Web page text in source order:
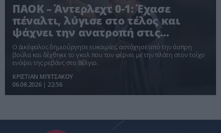
ΠΑΟΚ – Άντερλεχτ 0-1: Έχασε
πέναλτι, λύγισε στο τέλος και
ψάχνει την ανατροπή στις
Βρυξέλλες
Ο Δικέφαλος δημιούργησε ευκαιρίες, αστόχησε από την άσπρη
βούλα και δέχθηκε το γκολ που τον φέρνει με την πλάτη στον τοίχο
ενόψει της ρεβάνς στο Βέλγιο.
ΚΡΙΣΤΙΑΝ ΜΠΙΤΣΑΚΟΥ
06.08.2026 | 22:56